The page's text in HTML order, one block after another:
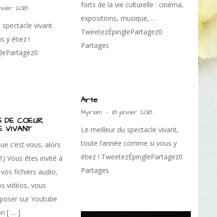
forts de la vie culturelle : cinéma,
expositions, musique, …
TweetezÉpinglePartagez0
Partages
2018
vivant
y étiez !
Arte
Myriam - 18 janvier 2018
Le meilleur du spectacle vivant,
toute l’année comme si vous y
étiez ! TweetezÉpinglePartagez0
Partages
DE COEUR
VIVANT
c’est vous, alors
Vous êtes invité à
fichiers audio,
vidéos, vous
sur Youtube
[ … ]